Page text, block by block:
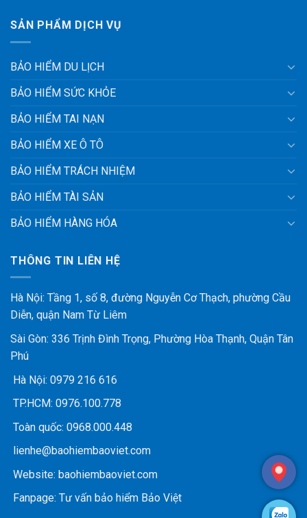
SẢN PHẨM DỊCH VỤ
BẢO HIỂM DU LỊCH
BẢO HIỂM SỨC KHỎE
BẢO HIỂM TAI NẠN
BẢO HIỂM XE Ô TÔ
BẢO HIỂM TRÁCH NHIỆM
BẢO HIỂM TÀI SẢN
BẢO HIỂM HÀNG HÓA
THÔNG TIN LIÊN HỆ
Hà Nội: Tầng 1, số 8, đường Nguyễn Cơ Thạch, phường Cầu
Diễn, quận Nam Từ Liêm
Sài Gòn: 336 Trịnh Đình Trọng, Phường Hòa Thạnh, Quận Tân
Phú
Hà Nội: 0979 216 616
TP.HCM: 0976.100.778
Toàn quốc: 0968.000.448
lienhe@baohiembaoviet.com
Website: baohiembaoviet.com
Fanpage: Tư vấn bảo hiểm Bảo Việt